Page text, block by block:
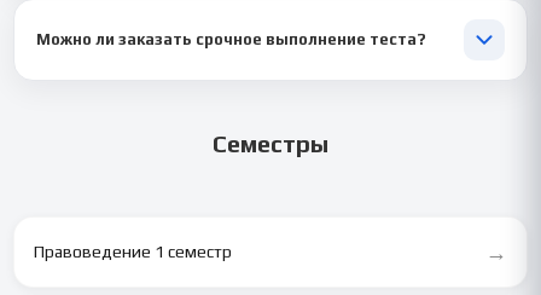
часов.
Можно ли заказать срочное выполнение теста?
Семестры
Правоведение 1 семестр →